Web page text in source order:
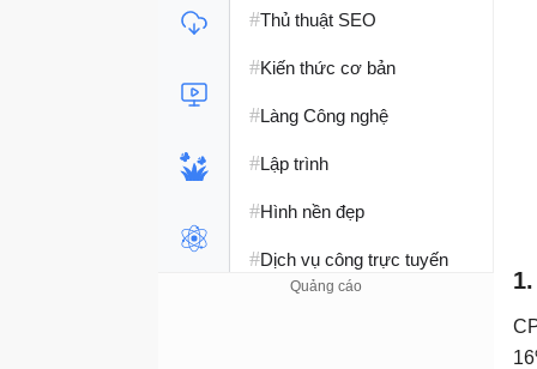
#Thủ thuật SEO
#Kiến thức cơ bản
#Làng Công nghệ
#Lập trình
#Hình nền đẹp
#Dịch vụ công trực tuyến